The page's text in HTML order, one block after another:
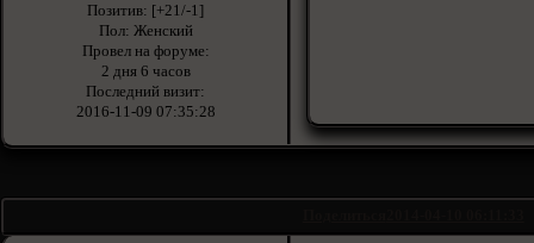
Позитив: [+21/-1]
Пол: Женский
Провел на форуме:
2 дня 6 часов
Последний визит:
2016-11-09 07:35:28